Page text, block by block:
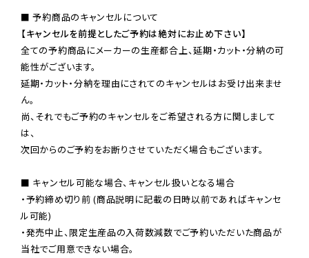
【キャンセルを前提としたご予約は絶対にお止め下さい】
全ての予約商品にメーカーの生産都合上、延期・カット・分納の可
能性がございます。
延期・カット・分納を理由にされてのキャンセルはお受け出来ませ
ん。
尚、それでもご予約のキャンセルをご希望される方に関しまして
は、
次回からのご予約をお断りさせていただく場合もございます。
■ キャンセル可能な場合、キャンセル扱いとなる場合
・予約締め切り前 (商品説明に記載の日時以前であればキャンセ
ル可能)
・発売中止、限定生産品の入荷数減数でご予約いただいた商品が
当社でご用意できない場合。